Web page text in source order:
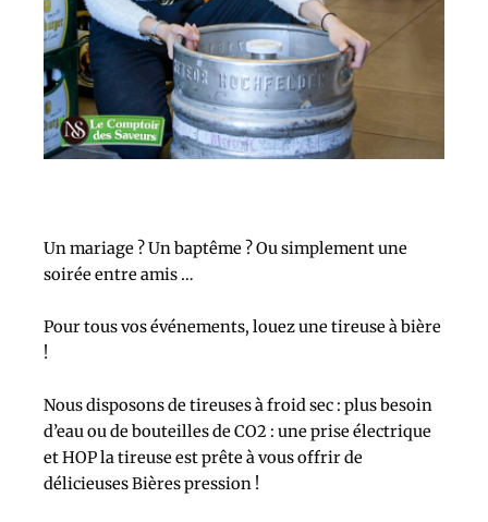
Un mariage ? Un baptême ? Ou simplement une
soirée entre amis …
Pour tous vos événements, louez une tireuse à bière
!
Nous disposons de tireuses à froid sec : plus besoin
d’eau ou de bouteilles de CO2 : une prise électrique
et HOP la tireuse est prête à vous offrir de
délicieuses Bières pression !